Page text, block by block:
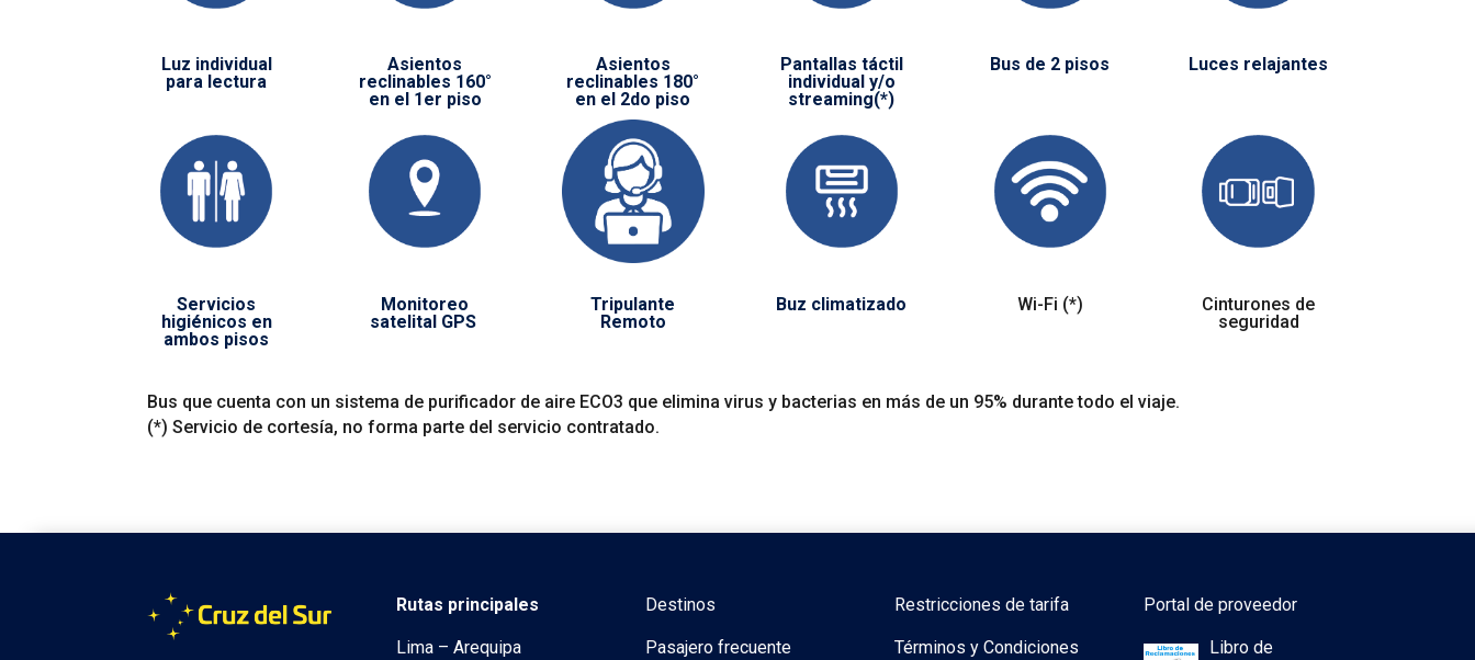
Luz individual
para lectura
Asientos
reclinables 160°
en el 1er piso
Asientos
reclinables 180°
en el 2do piso
Pantallas táctil
individual y/o
streaming(*)
Bus de 2 pisos Luces relajantes
Servicios
higiénicos en
ambos pisos
Monitoreo
satelital GPS
Tripulante
Remoto
Buz climatizado Wi-Fi (*)
Cinturones de
seguridad
Bus que cuenta con un sistema de purificador de aire ECO3 que elimina virus y bacterias en más de un 95% durante todo el viaje.
(*)Servicio de cortesía, no forma parte del servicio contratado.
Rutas principales
Lima – Arequipa
Destinos
Pasajero frecuente
Restricciones de tarifa
Términos y Condiciones
Portal de proveedor
Libro de